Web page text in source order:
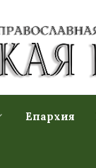
Епархия